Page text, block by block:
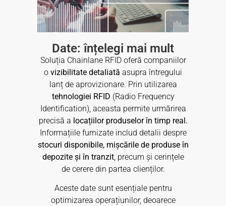
Date: înțelegi mai mult
Soluția Chainlane RFID oferă companiilor
o vizibilitate detaliată asupra întregului
lanț de aprovizionare. Prin utilizarea
tehnologiei RFID (Radio Frequency
Identification), aceasta permite urmărirea
precisă a locațiilor produselor în timp real.
Informațiile furnizate includ detalii despre
stocuri disponibile, mișcările de produse în
depozite și în tranzit, precum și cerințele
de cerere din partea clienților.
Aceste date sunt esențiale pentru
optimizarea operațiunilor, deoarece